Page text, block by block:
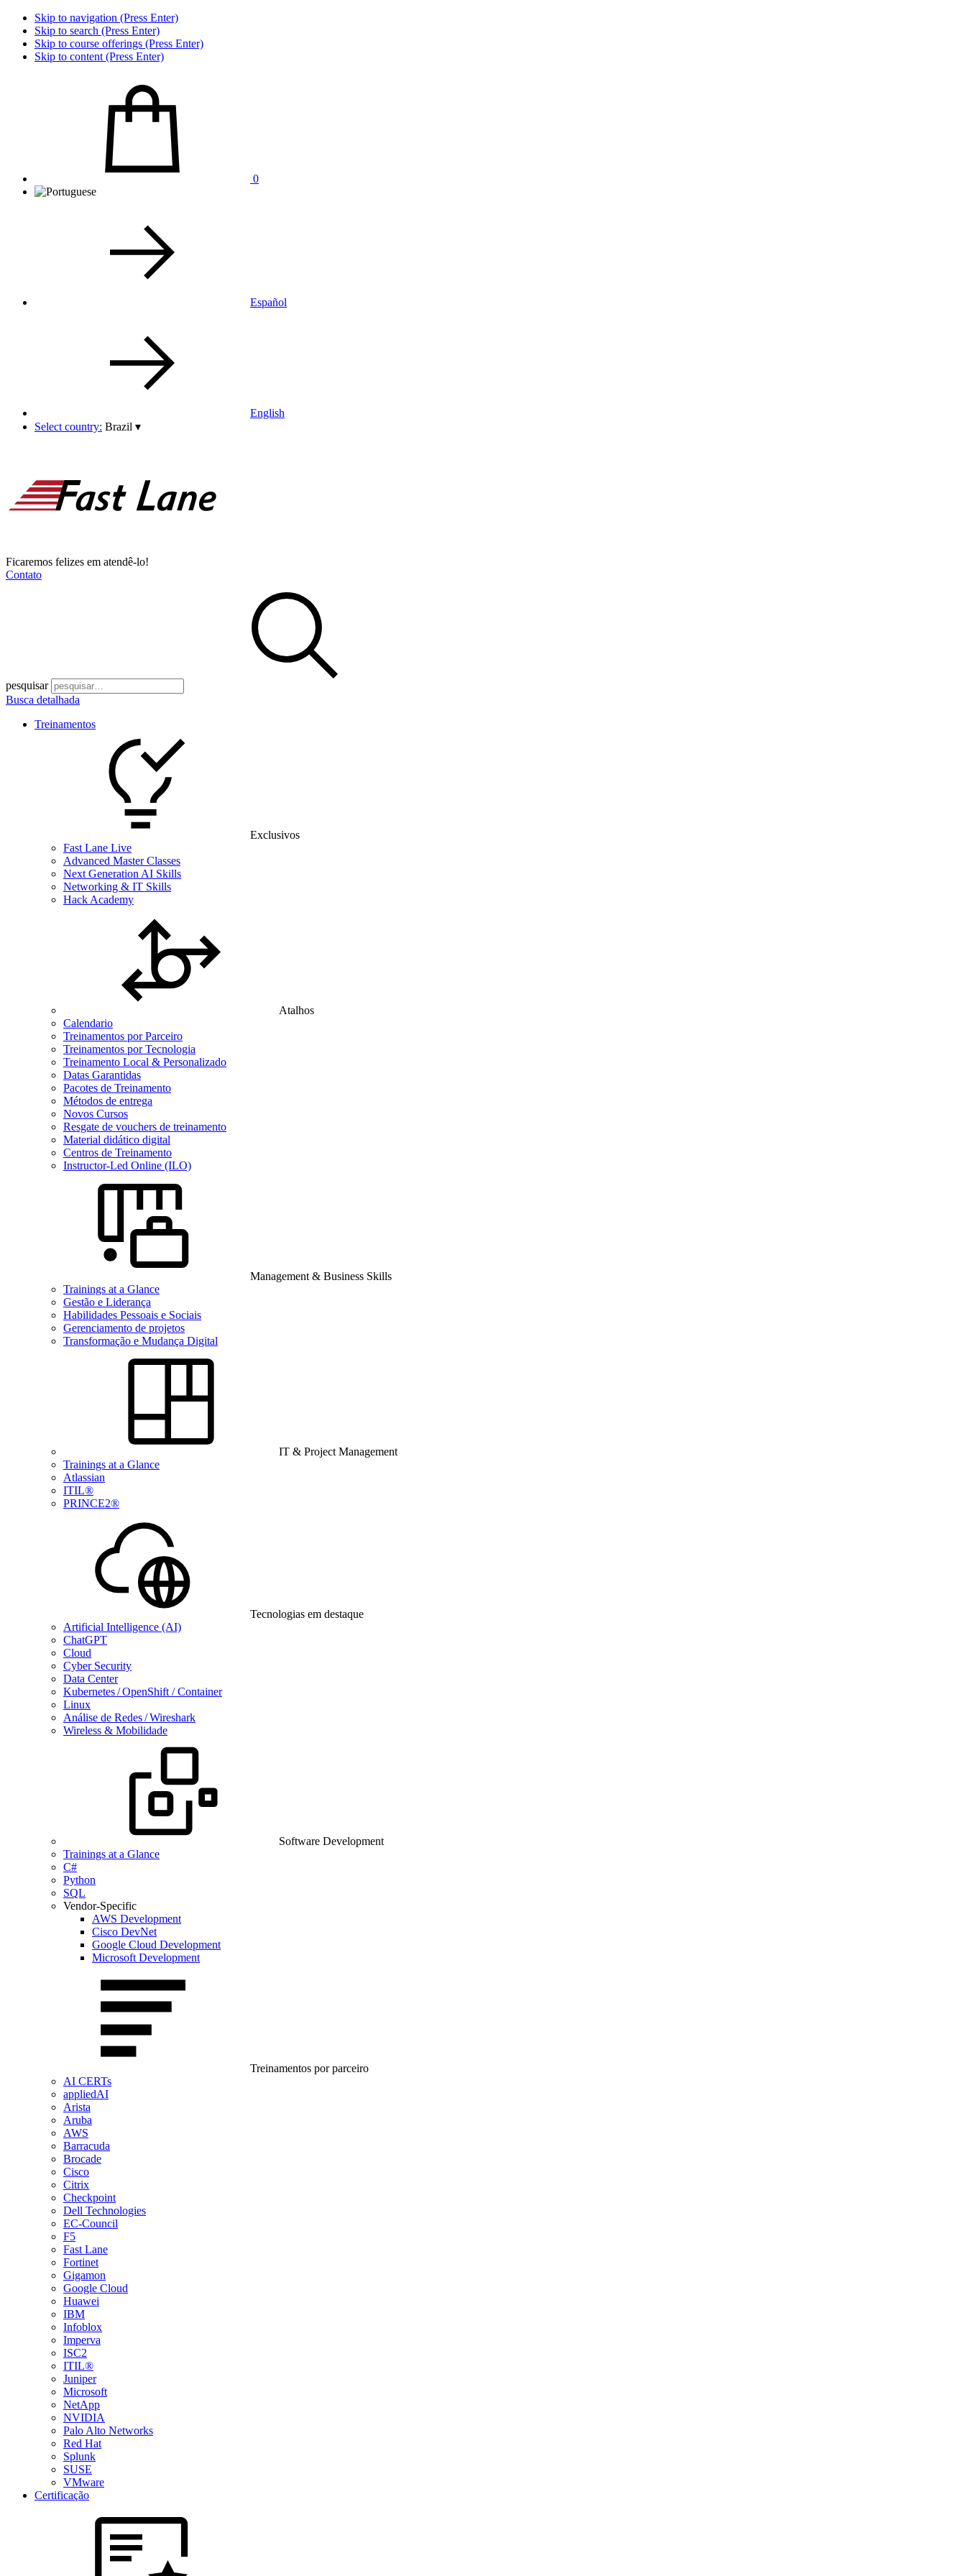
Skip to navigation (Press Enter)
Skip to search (Press Enter)
Skip to course offerings (Press Enter)
Skip to content (Press Enter)
0
Español
English
Select country: Brazil ▾
Ficaremos felizes em atendê-lo!
Contato
pesquisar
Busca detalhada
Treinamentos
Exclusivos
Fast Lane Live
Advanced Master Classes
Next Generation AI Skills
Networking & IT Skills
Hack Academy
Atalhos
Calendario
Treinamentos por Parceiro
Treinamentos por Tecnologia
Treinamento Local & Personalizado
Datas Garantidas
Pacotes de Treinamento
Métodos de entrega
Novos Cursos
Resgate de vouchers de treinamento
Material didático digital
Centros de Treinamento
Instructor-Led Online (ILO)
Management & Business Skills
Trainings at a Glance
Gestão e Liderança
Habilidades Pessoais e Sociais
Gerenciamento de projetos
Transformação e Mudança Digital
IT & Project Management
Trainings at a Glance
Atlassian
ITIL®
PRINCE2®
Tecnologias em destaque
Artificial Intelligence (AI)
ChatGPT
Cloud
Cyber Security
Data Center
Kubernetes / OpenShift / Container
Linux
Análise de Redes / Wireshark
Wireless & Mobilidade
Software Development
Trainings at a Glance
C#
Python
SQL
Vendor-Specific
AWS Development
Cisco DevNet
Google Cloud Development
Microsoft Development
Treinamentos por parceiro
AI CERTs
appliedAI
Arista
Aruba
AWS
Barracuda
Brocade
Cisco
Citrix
Checkpoint
Dell Technologies
EC-Council
F5
Fast Lane
Fortinet
Gigamon
Google Cloud
Huawei
IBM
Infoblox
Imperva
ISC2
ITIL®
Juniper
Microsoft
NetApp
NVIDIA
Palo Alto Networks
Red Hat
Splunk
SUSE
VMware
Certificação